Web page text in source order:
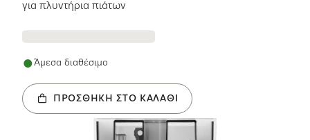
για πλυντήρια πιάτων
Άμεσα διαθέσιμο
ΠΡΟΣΘΉΚΗ ΣΤΟ ΚΑΛΆΘΙ